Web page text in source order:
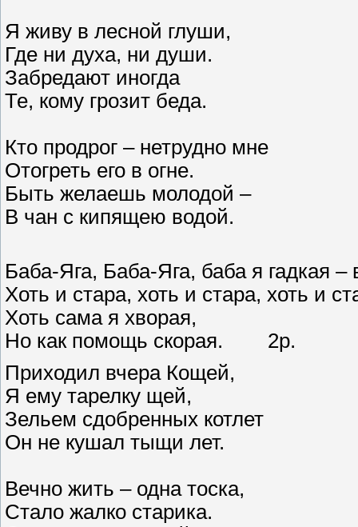
Я живу в лесной глуши,
Где ни духа, ни души.
Забредают иногда
Те, кому грозит беда.
Кто продрог – нетрудно мне
Отогреть его в огне.
Быть желаешь молодой –
В чан с кипящею водой.
Баба-Яга, Баба-Яга, баба я гадкая –
Хоть и стара, хоть и стара, хоть и
Хоть сама я хворая,
Но как помощь скорая. 2р.
Приходил вчера Кощей,
Я ему тарелку щей,
Зельем сдобренных котлет
Он не кушал тыщи лет.
Вечно жить – одна тоска,
Стало жалко старика.